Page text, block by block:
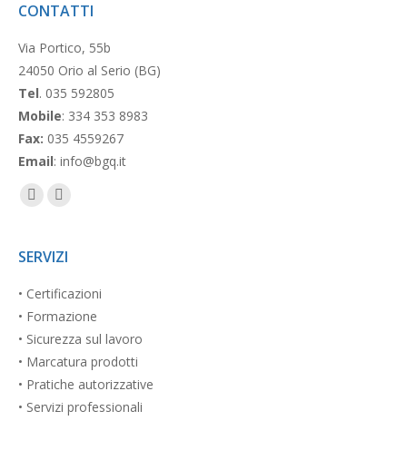
CONTATTI
Via Portico, 55b
24050 Orio al Serio (BG)
Tel. 035 592805
Mobile: 334 353 8983
Fax: 035 4559267
Email: info@bgq.it
opens
new
window
opens
new
window
SERVIZI
• Certificazioni
• Formazione
• Sicurezza sul lavoro
• Marcatura prodotti
• Pratiche autorizzative
• Servizi professionali